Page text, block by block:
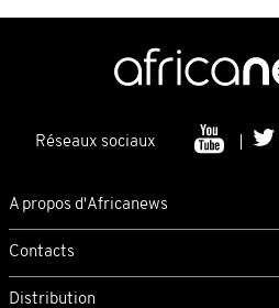
Réseaux sociaux
A propos d'Africanews
Contacts
Distribution